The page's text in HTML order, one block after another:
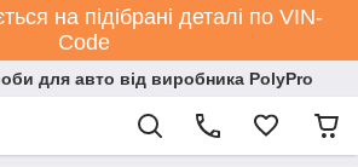
на підібрані деталі по VIN-
Code
для авто від виробника PolyPro